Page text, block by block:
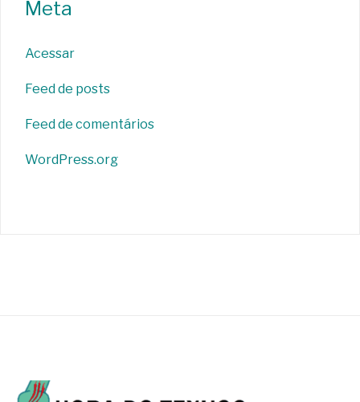
Meta
Acessar
Feed de posts
Feed de comentários
WordPress.org